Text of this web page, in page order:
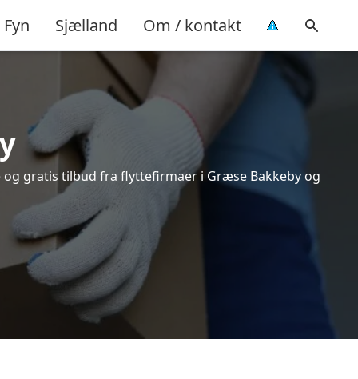
Fyn Sjælland Om / kontakt
gratis tilbud fra flyttefirmaer i Græse Bakkeby og